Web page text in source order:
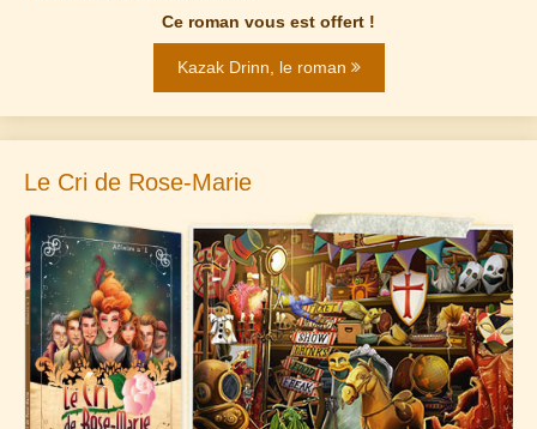
Ce roman vous est offert !
Kazak Drinn, le roman
Le Cri de Rose-Marie